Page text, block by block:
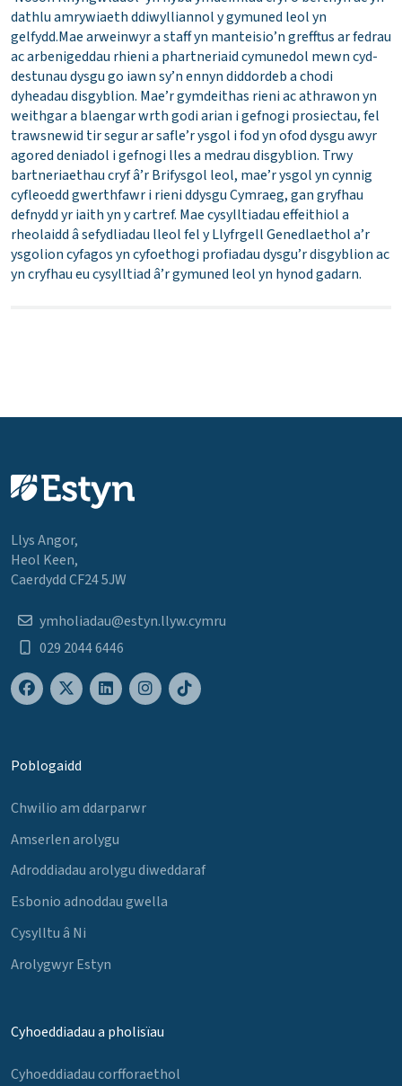
dathlu amrywiaeth ddiwylliannol y gymuned leol yn
gelfydd.Mae arweinwyr a staff yn manteisio’n grefftus ar fedrau
ac arbenigeddau rhieni a phartneriaid cymunedol mewn cyd-
destunau dysgu go iawn sy’n ennyn diddordeb a chodi
dyheadau disgyblion. Mae’r gymdeithas rieni ac athrawon yn
weithgar a blaengar wrth godi arian i gefnogi prosiectau, fel
trawsnewid tir segur ar safle’r ysgol i fod yn ofod dysgu awyr
agored deniadol i gefnogi lles a medrau disgyblion. Trwy
bartneriaethau cryf â’r Brifysgol leol, mae’r ysgol yn cynnig
cyfleoedd gwerthfawr i rieni ddysgu Cymraeg, gan gryfhau
defnydd yr iaith yn y cartref. Mae cysylltiadau effeithiol a
rheolaidd â sefydliadau lleol fel y Llyfrgell Genedlaethol a’r
ysgolion cyfagos yn cyfoethogi profiadau dysgu’r disgyblion ac
yn cryfhau eu cysylltiad â’r gymuned leol yn hynod gadarn.
Llys Angor,
Heol Keen,
Caerdydd CF24 5JW
ymholiadau@estyn.llyw.cymru
029 2044 6446
Poblogaidd
Chwilio am ddarparwr
Amserlen arolygu
Adroddiadau arolygu diweddaraf
Esbonio adnoddau gwella
Cysylltu â Ni
Arolygwyr Estyn
Cyhoeddiadau a pholisïau
Cyhoeddiadau corfforaethol